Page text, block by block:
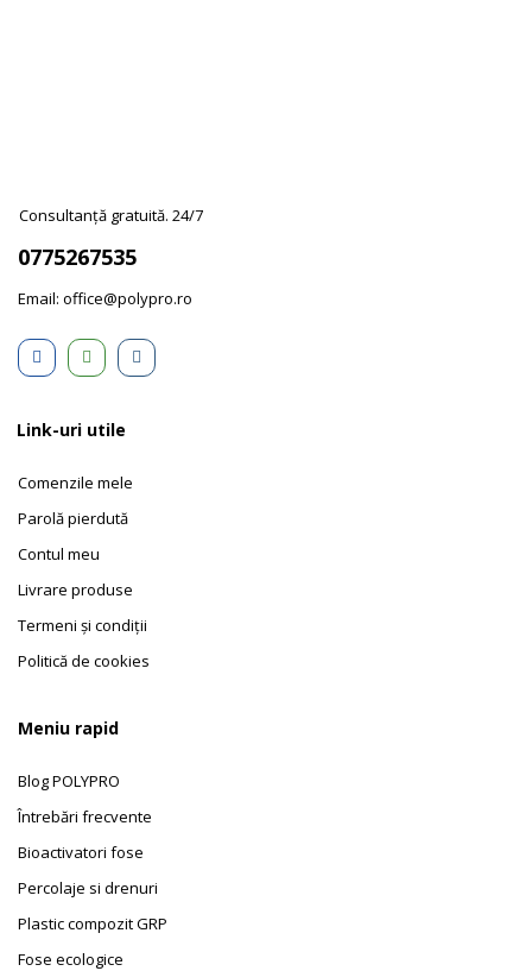
Consultanță gratuită. 24/7
0775267535
Email: office@polypro.ro
Link-uri utile
Comenzile mele
Parolă pierdută
Contul meu
Livrare produse
Termeni și condiții
Politică de cookies
Meniu rapid
Blog POLYPRO
Întrebări frecvente
Bioactivatori fose
Percolaje si drenuri
Plastic compozit GRP
Fose ecologice